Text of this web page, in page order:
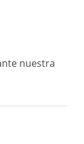
nuestra